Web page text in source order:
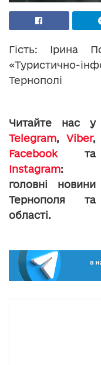
Гість: Ірина
«Туристично-
Тернополі
Читайте нас у
Telegram, Viber,
Facebookта
Instagram:
головні новини
Тернополя та
області.